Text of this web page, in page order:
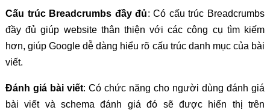
Cấu trúc Breadcrumbs đầy đủ: Có cấu trúc Breadcrumbs
đầy đủ giúp website thân thiện với các công cụ tìm kiếm
hơn, giúp Google dễ dàng hiểu rõ cấu trúc danh mục của bài
viết.
Đánh giá bài viết: Có chức năng cho người dùng đánh giá
bài viết và schema đánh giá đó sẽ được hiển thị trên